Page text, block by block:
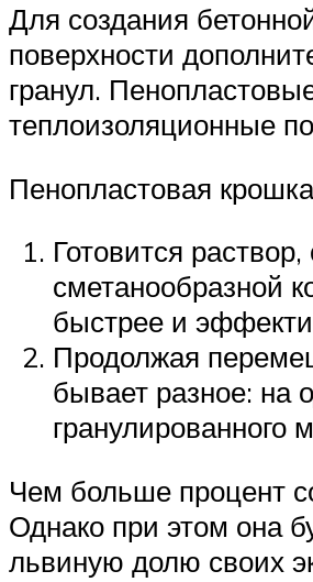
Для создания
поверхности
гранул.
теплоизоляционные
Пенопластовая
Готовится
сметанообразной
быстрее и
Продолжая
бывает разное: на
гранулированного
Чем больше процент
Однако при этом она
львиную долю своих